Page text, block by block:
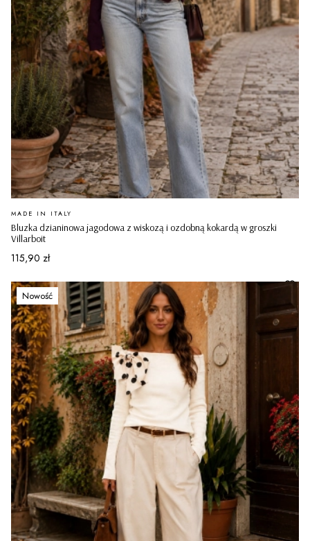
Bluzka dzianinowa jagodowa z wiskozą i ozdobną kokardą w groszki
Villarboit
PRODUCENT
MADE IN ITALY
Cena
115,90 zł
Nowość